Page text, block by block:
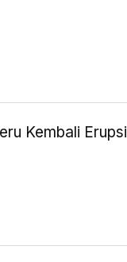
Kembali Erupsi